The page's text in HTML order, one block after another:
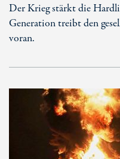
Der Krieg stärkt die
Generation treibt den
voran.